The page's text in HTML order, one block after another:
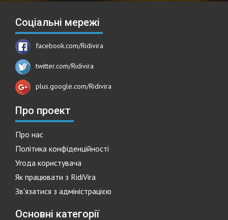
Соціальні мережі
facebook.com/Ridivira
twitter.com/Ridivira
plus.google.com/Ridivira
Про проект
Про нас
Політика конфіденційності
Угода користувача
Як працювати з RidiVira
Зв'язатися з адміністрацією
Основні категорії